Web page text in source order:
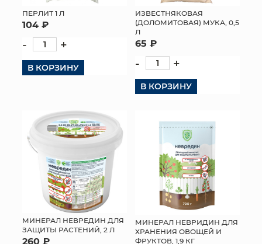
ПЕРЛИТ 1 Л
104 ₽
- +
В КОРЗИНУ
ИЗВЕСТНЯКОВАЯ
(ДОЛОМИТОВАЯ) МУКА, 0,5
Л
65 ₽
- +
В КОРЗИНУ
МИНЕРАЛ НЕВРЕДИН ДЛЯ
ЗАЩИТЫ РАСТЕНИЙ, 2 Л
260 ₽
МИНЕРАЛ НЕВРИДИН ДЛЯ
ХРАНЕНИЯ ОВОЩЕЙ И
ФРУКТОВ, 1,9 КГ